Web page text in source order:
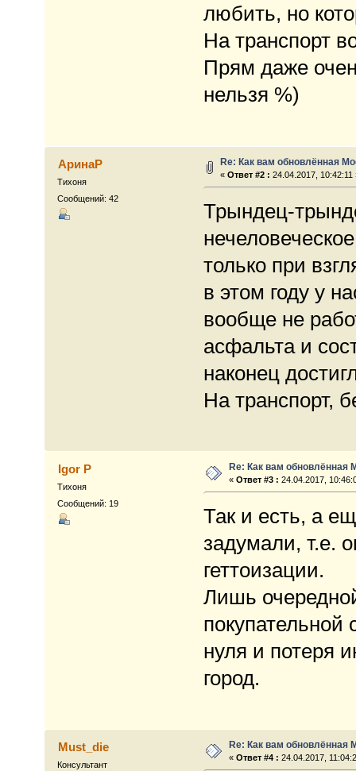
любить, но
На транспорт
Прям даже
нельзя %)
АринаР
Тихоня
Сообщений: 42
Re: Как вам обновлённая
«Ответ #2 : 24.04.2017, 10:42:11
Трындец-
только при
в этом году у
вообще не
асфальта и
наконец
На транспорт,
Igor P
Тихоня
Сообщений: 19
Re: Как вам обновлённая
«Ответ #3 : 24.04.2017,
Так и есть, а
задумали, т.е.
геттоизации.
Лишь
покупательной
нуля и потеря
город.
Must_die
Консультант
Re: Как вам обновлённая
«Ответ #4 : 24.04.2017,